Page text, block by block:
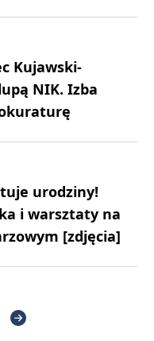
Kujawski-
NIK. Izba
urodziny!
i warsztaty na
[zdjęcia]